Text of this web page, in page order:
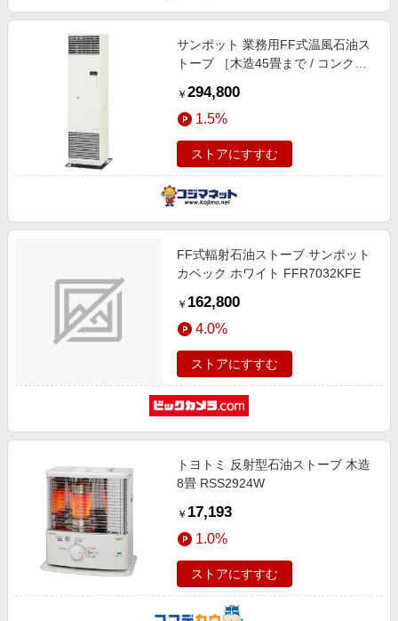
サンポット 業務用FF式温風石油ス
トーブ ［木造45畳まで / コンクリ
品) FF18000CTSE
￥ 294,800
1.5%
ストアにすすむ
FF式輻射石油ストーブ サンポット
カベック ホワイト FFR7032KFE
￥ 162,800
4.0%
ストアにすすむ
トヨトミ 反射型石油ストーブ 木造
8畳 RSS2924W
￥ 17,193
1.0%
ストアにすすむ